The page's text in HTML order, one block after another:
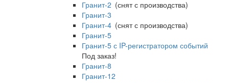
Гранит-2 (снят с производства)
Гранит-3
Гранит-4 (снят с производства)
Гранит-5
Гранит-5 с IP-регистратором событий
Под заказ!
Гранит-8
Гранит-12